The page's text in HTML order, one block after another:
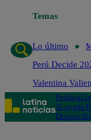
Temas
Lo último
Perú Decide
Valentina
Política
Te ayudo
Deportes